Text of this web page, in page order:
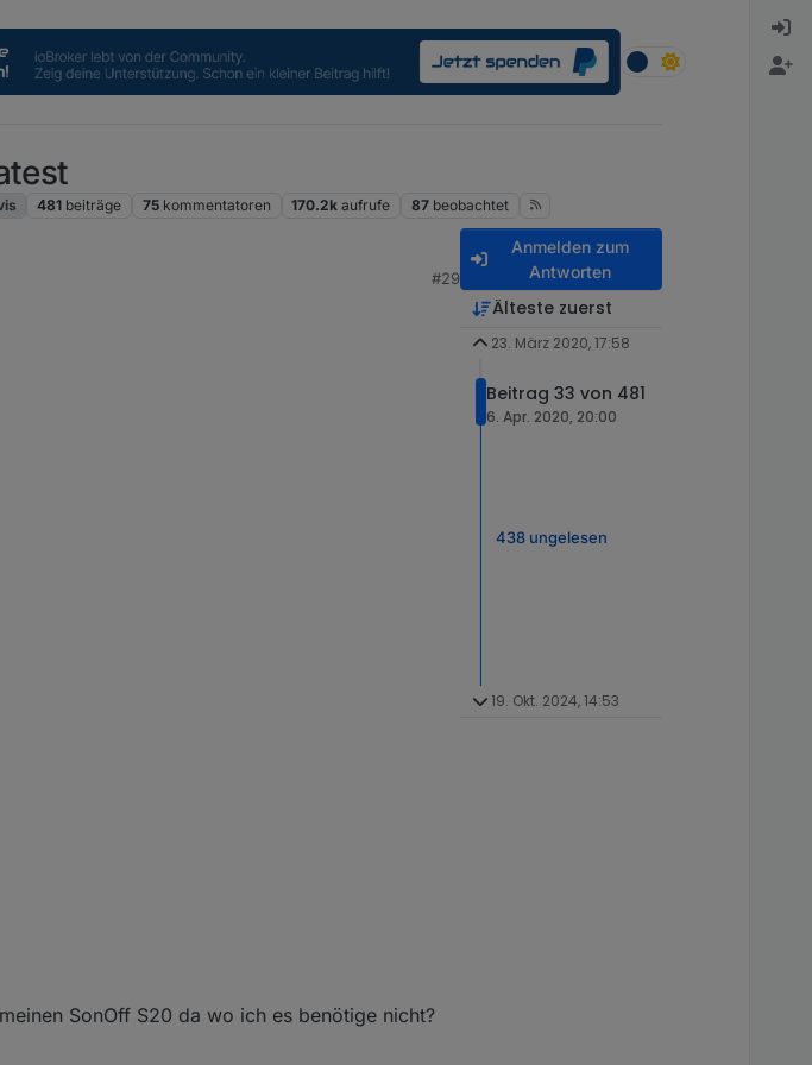
481 beiträge 75 kommentatoren 170.2k aufrufe 87 beobachtet
#29
SonOff S20 da wo ich es benötige nicht?
Anmelden zum
Antworten
Älteste zuerst
23. März 2020, 17:58
Beitrag 33 von 481
6. Apr. 2020, 20:00
438 ungelesen
19. Okt. 2024, 14:53